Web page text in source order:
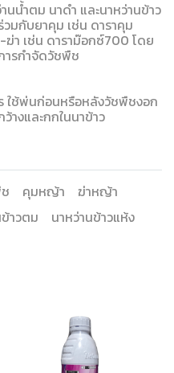
นน้ำตม นาดำ และนาหว่านข้าว
วมกับยาคุม เช่น ดาราคุม
า เช่น ดาราม๊อกซ์700 โดย
ารกำจัดวัชพืช
ใช้พ่นก่อนหรือหลังวัชพืชงอก
างและกกในนาข้าว
คุมหญ้า
ฆ่าหญ้า
าวตม
นาหว่านข้าวแห้ง